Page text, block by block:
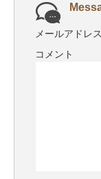
メールアドレ
コメント